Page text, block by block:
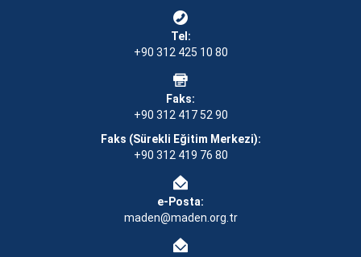
Tel:
+90 312 425 10 80
Faks:
+90 312 417 52 90
Faks (Sürekli Eğitim Merkezi):
+90 312 419 76 80
e-Posta:
maden@maden.org.tr